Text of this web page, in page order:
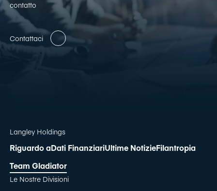
contatto
Contattaci
Langley Holdings
Riguardo aDati FinanziariUltime NotizieFilantropia
Team Gladiator
Le Nostre Divisioni